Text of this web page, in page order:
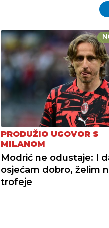
PRODUŽIO UGOVOR S
MILANOM
Modrić ne odustaje: I
osjećam dobro, želim
trofeje